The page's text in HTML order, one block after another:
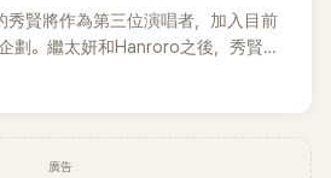
秀賢將作為第三位演唱者，加入目前
劃。繼太妍和Hanroro之後，秀賢已
主唱，並於近期完成錄音。
廣告